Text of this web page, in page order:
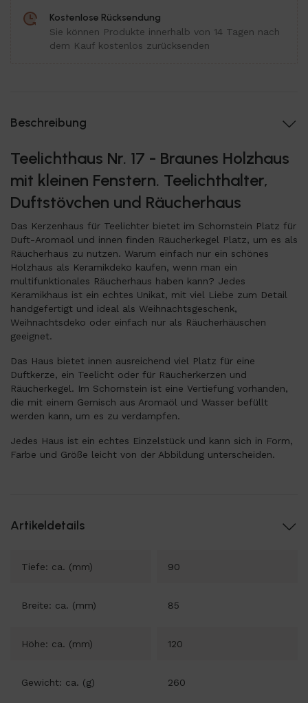
Kostenlose Rücksendung
Sie können Produkte innerhalb von 14 Tagen nach
dem Kauf kostenlos zurücksenden
Beschreibung
Teelichthaus Nr. 17 - Braunes Holzhaus
mit kleinen Fenstern. Teelichthalter,
Duftstövchen und Räucherhaus
Das Kerzenhaus für Teelichter bietet im Schornstein Platz für
Duft-Aromaöl und innen finden Räucherkegel Platz, um es als
Räucherhaus zu nutzen. Warum einfach nur ein schönes
Holzhaus als Keramikdeko kaufen, wenn man ein
multifunktionales Räucherhaus haben kann? Jedes
Keramikhaus ist ein echtes Unikat, mit viel Liebe zum Detail
handgefertigt und ideal als Weihnachtsgeschenk,
Weihnachtsdeko oder einfach nur als Räucherhäuschen
geeignet.
Das Haus bietet innen ausreichend viel Platz für eine
Duftkerze, ein Teelicht oder für Räucherkerzen und
Räucherkegel. Im Schornstein ist eine Vertiefung vorhanden,
die mit einem Gemisch aus Aromaöl und Wasser befüllt
werden kann, um es zu verdampfen.
Jedes Haus ist ein echtes Einzelstück und kann sich in Form,
Farbe und Größe leicht von der Abbildung unterscheiden.
Artikeldetails
Tiefe: ca. (mm) 90
Breite: ca. (mm) 85
Höhe: ca. (mm) 120
Gewicht: ca. (g) 260